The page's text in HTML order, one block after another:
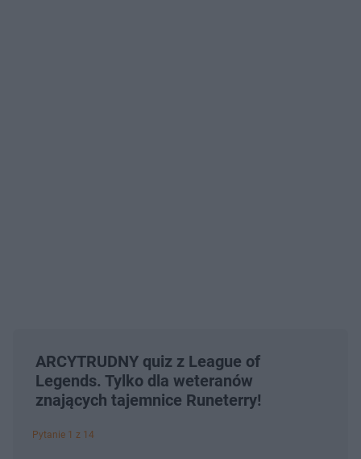
ARCYTRUDNY quiz z League of
Legends. Tylko dla weteranów
znających tajemnice Runeterry!
Pytanie 1 z 14